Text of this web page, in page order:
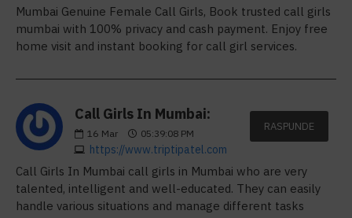
Mumbai Genuine Female Call Girls, Book trusted call girls
mumbai with 100% privacy and cash payment. Enjoy free
home visit and instant booking for call girl services.
Call Girls In Mumbai:
16 Mar 05:39:08 PM
https://www.triptipatel.com
RASPUNDE
Call Girls In Mumbai call girls in Mumbai who are very
talented, intelligent and well-educated. They can easily
handle various situations and manage different tasks